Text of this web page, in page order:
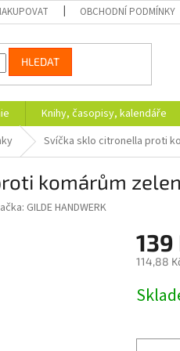
OBCHODNÍ PODMÍNKY
HLEDAT
Knihy, časopisy, kalendáře
Svíčka sklo citronella proti
komárům
GILDE HANDWERK
139
114,88
cena: